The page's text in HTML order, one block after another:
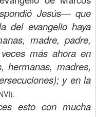
Jesús— que
del evangelio haya
madre, padre,
más ahora en
hermanas, madres,
y en la
esto con mucha